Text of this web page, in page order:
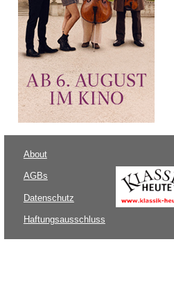
About
AGBs
Datenschutz
Haftungsausschluss